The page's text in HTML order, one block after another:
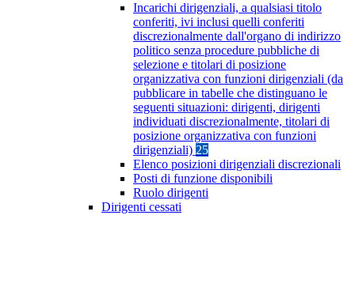
Incarichi dirigenziali, a qualsiasi titolo
conferiti, ivi inclusi quelli conferiti
discrezionalmente dall'organo di indirizzo
politico senza procedure pubbliche di
selezione e titolari di posizione
organizzativa con funzioni dirigenziali (da
pubblicare in tabelle che distinguano le
seguenti situazioni: dirigenti, dirigenti
individuati discrezionalmente, titolari di
posizione organizzativa con funzioni
dirigenziali) 25
Elenco posizioni dirigenziali discrezionali
Posti di funzione disponibili
Ruolo dirigenti
Dirigenti cessati